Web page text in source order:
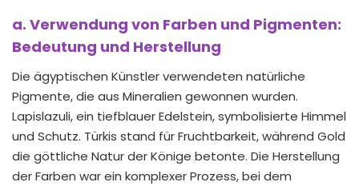
a. Verwendung von Farben und Pigmenten:
Bedeutung und Herstellung
Die ägyptischen Künstler verwendeten natürliche
Pigmente, die aus Mineralien gewonnen wurden.
Lapislazuli, ein tiefblauer Edelstein, symbolisierte Himmel
und Schutz. Türkis stand für Fruchtbarkeit, während Gold
die göttliche Natur der Könige betonte. Die Herstellung
der Farben war ein komplexer Prozess, bei dem